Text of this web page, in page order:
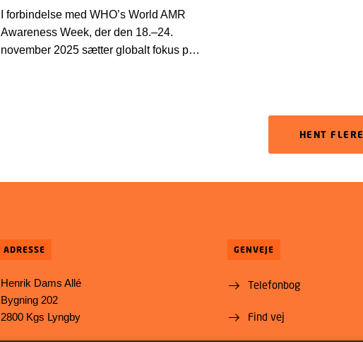
I forbindelse med WHO’s World AMR
Awareness Week, der den 18.–24.
november 2025 sætter globalt fokus på
HENT FLERE
ADRESSE
Henrik Dams Allé
Bygning 202
2800 Kgs Lyngby
GENVEJE
Telefonbog
Find vej